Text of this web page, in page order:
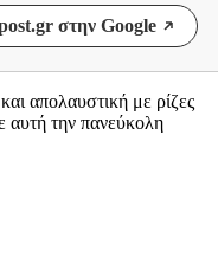
στην Google
απολαυστική με ρίζες
αυτή την πανεύκολη